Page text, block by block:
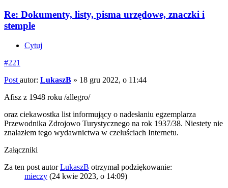
Re: Dokumenty, listy, pisma urzędowe, znaczki i
stemple
Cytuj
#221
Post autor: LukaszB » 18 gru 2022, o 11:44
Afisz z 1948 roku /allegro/
oraz ciekawostka list informujący o nadesłaniu egzemplarza
Przewodnika Zdrojowo Turystycznego na rok 1937/38. Niestety nie
znalazłem tego wydawnictwa w czeluściach Internetu.
Załączniki
Za ten post autorLukaszB otrzymał podziękowanie:
mieczy (24 kwie 2023, o 14:09)